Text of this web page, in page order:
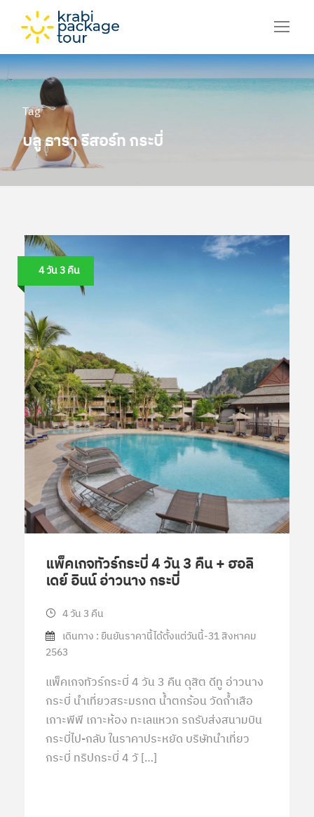
Tag
บลู ธารา รีสอร์ท กระบี่
4 วัน 3 คืน
แพ็คเกจทัวร์กระบี่ 4 วัน 3 คืน + ฮอลิ
เดย์ อินน์ อ่าวนาง กระบี่
4 วัน 3 คืน
เดินทาง : ยืนยันราคานี้ได้ตั้งแต่วันนี้-31 สิงหาคม
2563
แพ็คเกจทัวร์กระบี่ 4 วัน 3 คืน ดุสิต ดีทู อ่าวนาง
กระบี่ นำเที่ยวสระมรกต น้ำตกร้อน วัดถ้ำเสือ
เกาะพีพี เกาะห้อง ทะเลแหวก รถรับส่งสนามบิน
กระบี่ไป-กลับ ในราคาประหยัด บริษัทนำเที่ยว
กระบี่ ทริปกระบี่ 4 วั […]